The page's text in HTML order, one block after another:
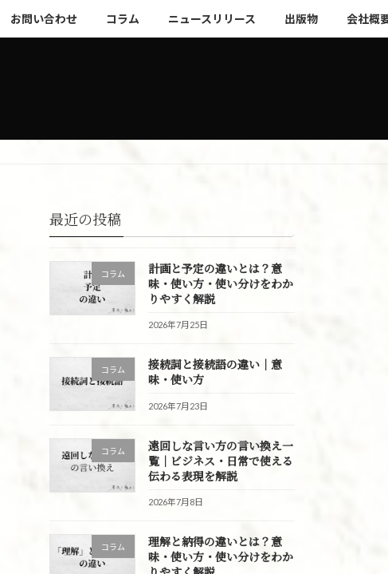
お問い合わせ コラム ニュースリリース 出版物 会社概
最近の投稿
コラム
計画と予定の違いとは？意
味・使い方・使い分けをわか
りやすく解説
2026年7月25日
コラム
接続詞と接続語の違い｜意
味・使い方
2026年7月23日
コラム
遠回しな言い方の言い換え一
覧｜ビジネス・日常で使える
伝わる表現を解説
2026年7月8日
コラム
理解と納得の違いとは？意
味・使い方・使い分けをわか